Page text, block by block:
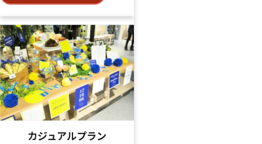
カジュアルプラン